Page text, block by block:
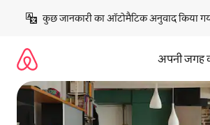
छोड़कर
कॉन्टेंट
कुछ जानकारी का ऑटोमैटिक अनुवाद किया
अपनी जगह